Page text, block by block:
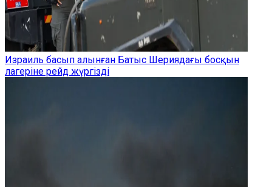
Израиль басып алынған Батыс Шериядағы босқын
лагеріне рейд жүргізді